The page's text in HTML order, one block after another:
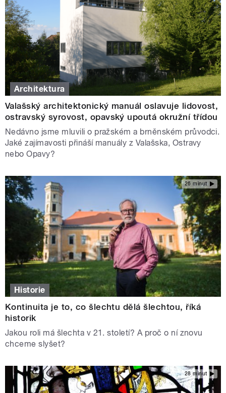
Architektura
Valašský architektonický manuál oslavuje lidovost,
ostravský syrovost, opavský upoutá okružní třídou
Nedávno jsme mluvili o pražském a brněnském průvodci.
Jaké zajímavosti přináší manuály z Valašska, Ostravy
nebo Opavy?
26 minut
Historie
Kontinuita je to, co šlechtu dělá šlechtou, říká
historik
Jakou roli má šlechta v 21. století? A proč o ní znovu
chceme slyšet?
28 minut